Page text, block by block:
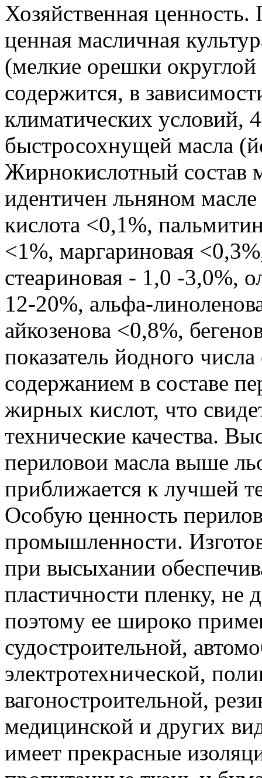
Хозяйственная
ценная масличная
(мелкие орешки
содержится, в
климатических условий,
быстросохнущей масла
Жирнокислотный состав
идентичен льняном
кислота <0,1%,
<1%, маргариновая
стеариновая - 1,0 -3,0%,
12-20%, альфа-
айкозенова <0,8%,
показатель йодного
содержанием в составе
жирных кислот, что
технические качества.
периловои масла выше
приближается к лучшей
Особую ценность
промышленности.
при высыхании
пластичности пленку,
поэтому ее широко
судостроительной,
электротехнической,
вагоностроительной,
медицинской и других
имеет прекрасные